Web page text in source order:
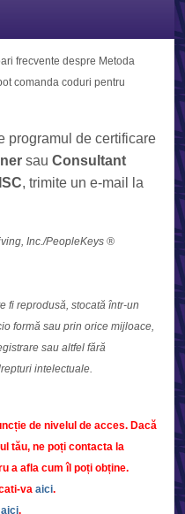
frecvente despre Metoda
comanda coduri pentru
programul de certificare
sau Consultant
, trimite un e-mail la
Inc./PeopleKeys ®
fi reprodusă, stocată într-un
formă sau prin orice mijloace,
sau altfel fără
intelectuale.
de nivelul de acces. Dacă
tău, ne poți contacta la
a afla cum îl poți obține.
va aici.
aici.